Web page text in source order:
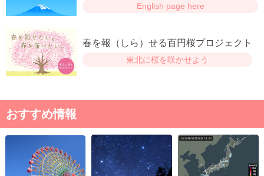
English page here
春を報（しら）せる百円桜プロジェクト
東北に桜を咲かせよう
おすすめ情報